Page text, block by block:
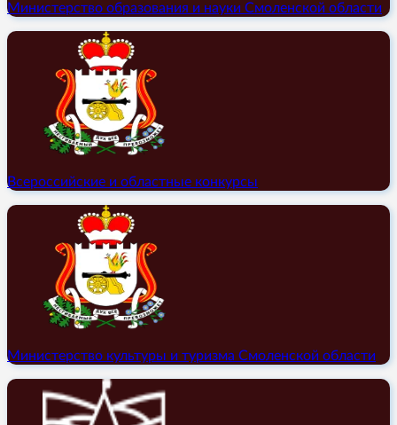
Министерство образования и науки Смоленской области
Всероссийские и областные конкурсы
Министерство культуры и туризма Смоленской области